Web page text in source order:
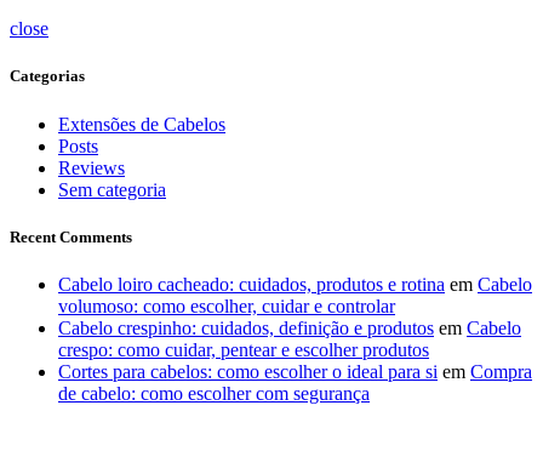
close
Categorias
Extensões de Cabelos
Posts
Reviews
Sem categoria
Recent Comments
Cabelo loiro cacheado: cuidados, produtos e rotina em Cabelo
volumoso: como escolher, cuidar e controlar
Cabelo crespinho: cuidados, definição e produtos em Cabelo
crespo: como cuidar, pentear e escolher produtos
Cortes para cabelos: como escolher o ideal para si em Compra
de cabelo: como escolher com segurança